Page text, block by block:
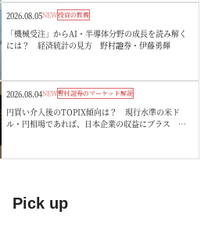
2026.08.05NEW投資の教養
「機械受注」からAI・半導体分野の成長を読み解く
には？ 経済統計の見方 野村證券・伊藤勇輝
2026.08.04NEW野村證券のマーケット解説
円買い介入後のTOPIX傾向は？ 現行水準の米ド
ル・円相場であれば、日本企業の収益にプラス 野
Pick up